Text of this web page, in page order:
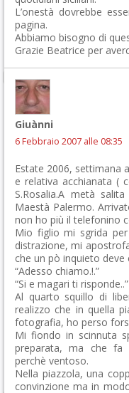
L’onestà dovrebbe
pagina.
Abbiamo bisogno di
Grazie Beatrice per
Giuànni
6 Febbraio 2007 alle 08:35
Estate 2006, settimana
e relativa acchianata (
S.Rosalia.A metà
Maestà Palermo.
non ho più il telefonino
Mio figlio mi sgrida
distrazione, mi
che un pò inquieto deve
“Adesso chiamo.!.”
“Si e magari ti
Al quarto squillo di
realizzo che in quella
fotografia, ho perso
Mi fiondo in scinnuta
preparata, ma che fa
perchè ventoso.
Nella piazzola, una
convinzione ma in